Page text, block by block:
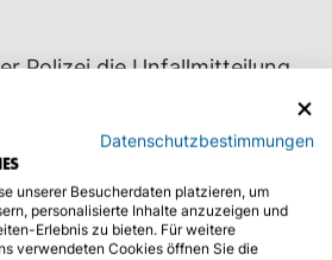
Polizei die Unfallmitteilung,
melden. Reichen Sie
oder alternativ die
Jagdpächters bei Ihrer Kfz-
sind Sie Ihrer
und sind in diesem
Datenschutzbestimmungen
unserer Besucherdaten platzieren, um
personalisierte Inhalte anzuzeigen und
Erlebnis zu bieten. Für weitere
verwendeten Cookies öffnen Sie die